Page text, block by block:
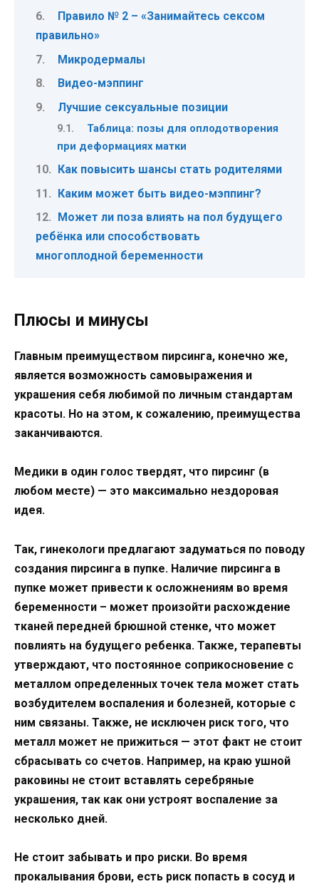
Правило № 2 – «Занимайтесь сексом
правильно»
Микродермалы
Видео-мэппинг
Лучшие сексуальные позиции
Таблица: позы для оплодотворения
при деформациях матки
Как повысить шансы стать родителями
Каким может быть видео-мэппинг?
Может ли поза влиять на пол будущего
ребёнка или способствовать
многоплодной беременности
Плюсы и минусы
Главным преимуществом пирсинга, конечно же,
является возможность самовыражения и
украшения себя любимой по личным стандартам
красоты. Но на этом, к сожалению, преимущества
заканчиваются.
Медики в один голос твердят, что пирсинг (в
любом месте) — это максимально нездоровая
идея.
Так, гинекологи предлагают задуматься по поводу
создания пирсинга в пупке. Наличие пирсинга в
пупке может привести к осложнениям во время
беременности – может произойти расхождение
тканей передней брюшной стенке, что может
повлиять на будущего ребенка. Также, терапевты
утверждают, что постоянное соприкосновение с
металлом определенных точек тела может стать
возбудителем воспаления и болезней, которые с
ним связаны. Также, не исключен риск того, что
металл может не прижиться — этот факт не стоит
сбрасывать со счетов. Например, на краю ушной
раковины не стоит вставлять серебряные
украшения, так как они устроят воспаление за
несколько дней.
Не стоит забывать и про риски. Во время
прокалывания брови, есть риск попасть в сосуд и